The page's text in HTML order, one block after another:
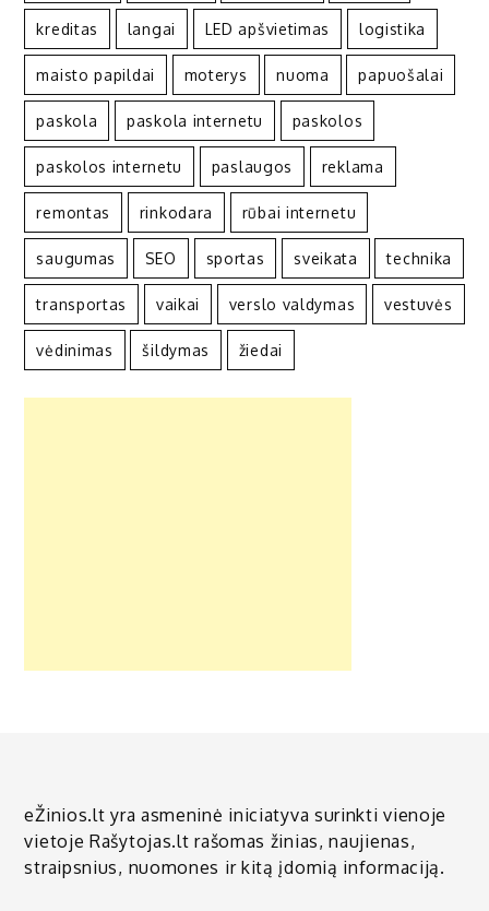
kreditas langai LED apšvietimas logistika
maisto papildai moterys nuoma papuošalai
paskola paskola internetu paskolos
paskolos internetu paslaugos reklama
remontas rinkodara rūbai internetu
saugumas SEO sportas sveikata technika
transportas vaikai verslo valdymas vestuvės
vėdinimas šildymas žiedai
eŽinios.lt yra asmeninė iniciatyva surinkti vienoje
vietoje Rašytojas.lt rašomas žinias, naujienas,
straipsnius, nuomones ir kitą įdomią informaciją.